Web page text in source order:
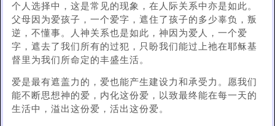
个人选择中，这是常见的现象，在人际关系中亦是如此。
父母因为爱孩子，一个爱字，遮住了孩子的多少辜负，叛
逆，不懂事。人神关系也是如此，神因为爱人，一个爱
字，遮去了我们所有的过犯，只盼我们能过上祂在耶稣基
督里为我们所命定的丰盛生活。
爱是最有遮盖力的，爱也能产生建设力和承受力。愿我们
能不断思想神的爱，内化这份爱，以致最终能在每一天的
生活中，溢出这份爱，活出这份爱。